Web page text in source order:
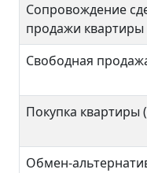
Сопровождение
продажи квартиры
Свободная
Покупка квартиры
Обмен-